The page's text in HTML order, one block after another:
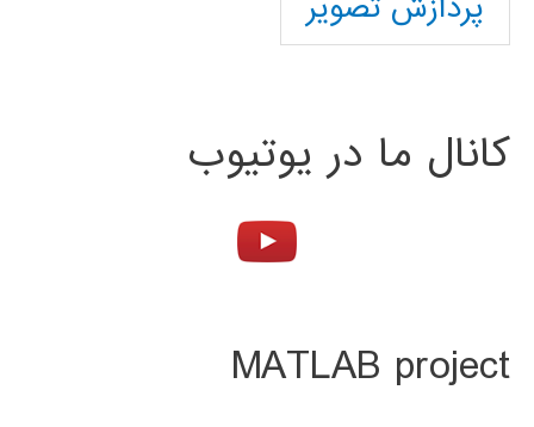
پردازش تصویر
کانال ما در یوتیوب
MATLAB project